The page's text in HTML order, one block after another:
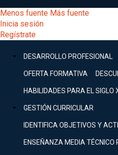
al
contenido
principal
[Educarchile
Escritorio]
Menú
entrar
Menos fuente Más fuente
Inicia sesión
Regístrate
Menú
principal
DESARROLLO PROFESIONAL
OFERTA FORMATIVA
HABILIDADES PARA EL SIGLO
GESTIÓN CURRICULAR
IDENTIFICA OBJETIVOS Y
ENSEÑANZA MEDIA TÉCNICO
Buscar
Menú
principal
DESARROLLO
Expand
GESTIÓN
Expand
COMUNIDAD
Expand
EXPLORACIÓN